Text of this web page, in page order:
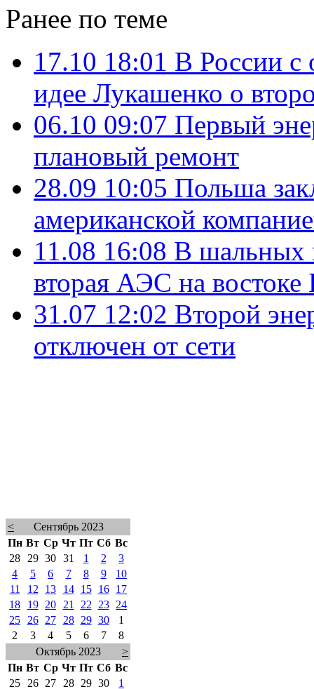
Ранее по теме
17.10 18:01 В России с
идее Лукашенко о
06.10 09:07 Первый
плановый ремонт
28.09 10:05 Польша
американской
11.08 16:08 В шальных
вторая АЭС на востоке
31.07 12:02 Второй
отключен от сети
<
Сентябрь 2023
Пн Вт Ср Чт Пт Сб Вс
28
29 30 31 1 2
3
4
5 6 7 8 9
10
11
12 13 14 15 16
17
18
19 20 21 22 23
24
25
26 27 28 29 30
1
2
3 4 5 6 7
8
Октябрь 2023
>
Пн Вт Ср Чт Пт Сб Вс
25
26 27 28 29 30 1